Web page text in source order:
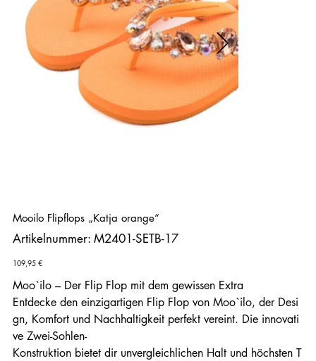
Mooilo Flipflops „Katja orange“
Artikelnummer:
Artikelnummer:
M2401-
M2401-SETB-17
Preis
109,95 €
Moo`ilo – Der Flip Flop mit dem gewissen Extra
Entdecke den einzigartigen Flip Flop von Moo`ilo, der Desi
gn, Komfort und Nachhaltigkeit perfekt vereint. Die innovati
ve Zwei-Sohlen-
Konstruktion bietet dir unvergleichlichen Halt und höchsten T